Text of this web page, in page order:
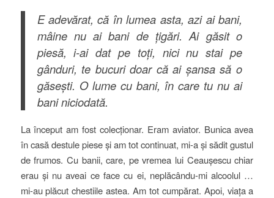
E adevărat, că în lumea asta, azi ai bani,
mâine nu ai bani de țigări. Ai găsit o
piesă, i-ai dat pe toți, nici nu stai pe
gânduri, te bucuri doar că ai șansa să o
găsești. O lume cu bani, în care tu nu ai
bani niciodată.
La început am fost colecționar. Eram aviator. Bunica avea
în casă destule piese și am tot continuat, mi-a și sădit gustul
de frumos. Cu banii, care, pe vremea lui Ceaușescu chiar
erau și nu aveai ce face cu ei, neplăcându-mi alcoolul …
mi-au plăcut chestiile astea. Am tot cumpărat. Apoi, viața a